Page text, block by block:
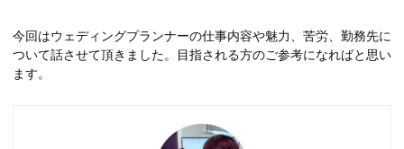
今回はウェディングプランナーの仕事内容や魅力、苦労、勤務先に
ついて話させて頂きました。目指される方のご参考になればと思い
ます。